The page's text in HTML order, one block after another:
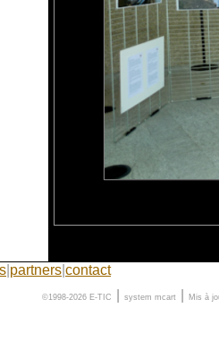
partners contact
©1998-2026 E-TIC system mcart Mis à